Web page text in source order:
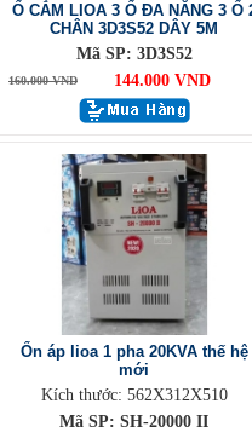
Ổ CẮM LIOA 3 Ổ ĐA NĂNG 3 Ổ
CHÂN 3D3S52 DÂY 5M
Mã SP: 3D3S52
160.000 VND 144.000 VND
Ổn áp lioa 1 pha 20KVA thế hệ
mới
Kích thước: 562X312X510
Mã SP: SH-20000 II